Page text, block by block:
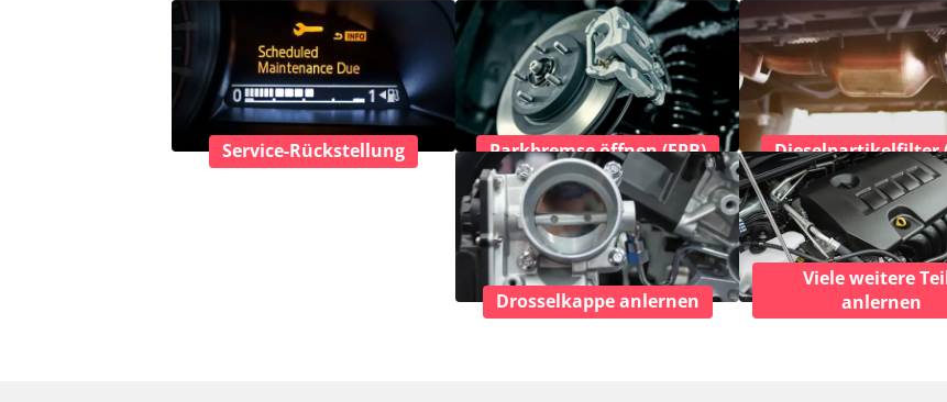
Service-Rückstellung Parkbremse öffnen (EPB) Dieselpartikelfilter
Drosselkappe anlernen
Viele weitere
anlernen